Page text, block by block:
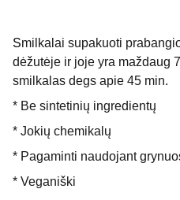
Smilkalai supakuoti
dėžutėje ir joje yra maždaug
smilkalas degs apie 45 min.
* Be sintetinių ingredientų
* Jokių chemikalų
* Pagaminti naudojant
* Veganiški